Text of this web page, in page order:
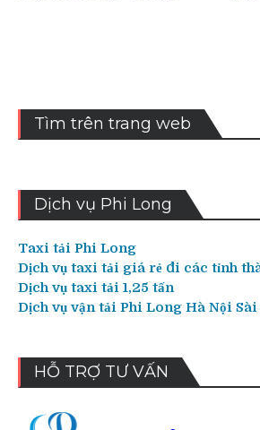
Tìm trên trang web
Dịch vụ Phi Long
Taxi tải Phi Long
Dịch vụ taxi tải giá rẻ đi các tỉnh
Dịch vụ taxi tải 1,25 tấn
Dịch vụ vận tải Phi Long Hà Nội
HỖ TRỢ TƯ VẤN